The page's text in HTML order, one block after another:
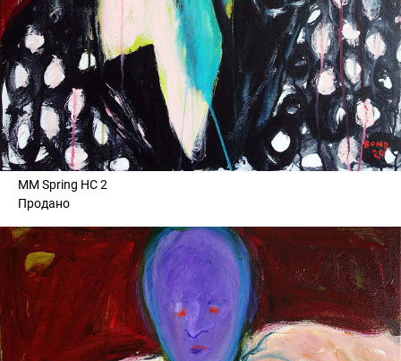
MM Spring HC 2
Продано